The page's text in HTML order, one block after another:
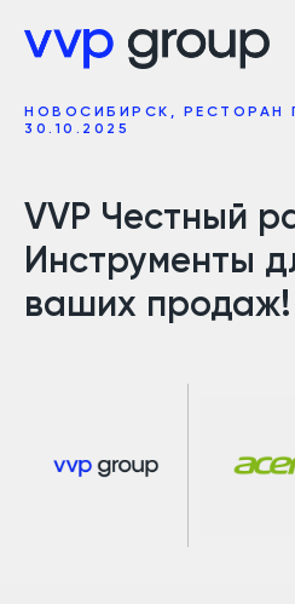
НОВОСИБИРСК, РЕСТОРАН
30.10.2025
VVP Честный
Инструменты
ваших продаж!